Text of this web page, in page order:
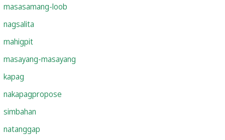
masasamang-loob
nagsalita
mahigpit
masayang-masayang
kapag
nakapagpropose
simbahan
natanggap